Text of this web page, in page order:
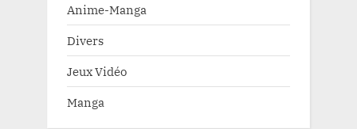
Anime-Manga
Divers
Jeux Vidéo
Manga